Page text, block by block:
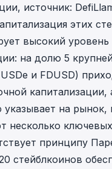
источник:
этих
высокий уровень
на долю 5
и FDUSD)
капитализации,
на рынок,
несколько
принципу
стейблкоинов